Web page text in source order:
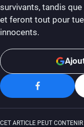
survivants, tandis que
et feront tout pour
innocents.
CET ARTICLE PEUT